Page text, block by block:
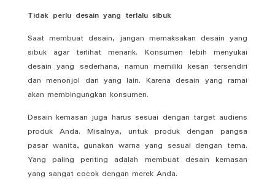
Tidak perlu desain yang terlalu sibuk
Saat membuat desain, jangan memaksakan desain yang
sibuk agar terlihat menarik. Konsumen lebih menyukai
desain yang sederhana, namun memiliki kesan tersendiri
dan menonjol dari yang lain. Karena desain yang ramai
akan membingungkan konsumen.
Desain kemasan juga harus sesuai dengan target audiens
produk Anda. Misalnya, untuk produk dengan pangsa
pasar wanita, gunakan warna yang sesuai dengan tema.
Yang paling penting adalah membuat desain kemasan
yang sangat cocok dengan merek Anda.